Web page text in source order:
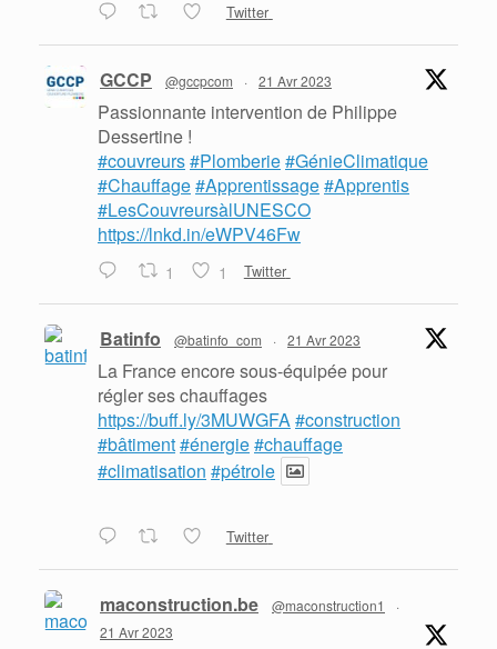
Twitter
GCCP @gccpcom · 21 Avr 2023
Passionnante intervention de Philippe
Dessertine !
#couvreurs#Plomberie#GénieClimatique
#Chauffage#Apprentissage#Apprentis
#LesCouvreursàlUNESCO
https://lnkd.in/eWPV46Fw
1 1 Twitter
Batinfo @batinfo_com · 21 Avr 2023
La France encore sous-équipée pour
régler ses chauffages
https://buff.ly/3MUWGFA#construction
#bâtiment#énergie#chauffage
#climatisation #pétrole
Twitter
maconstruction.be @maconstruction1
·
21 Avr 2023